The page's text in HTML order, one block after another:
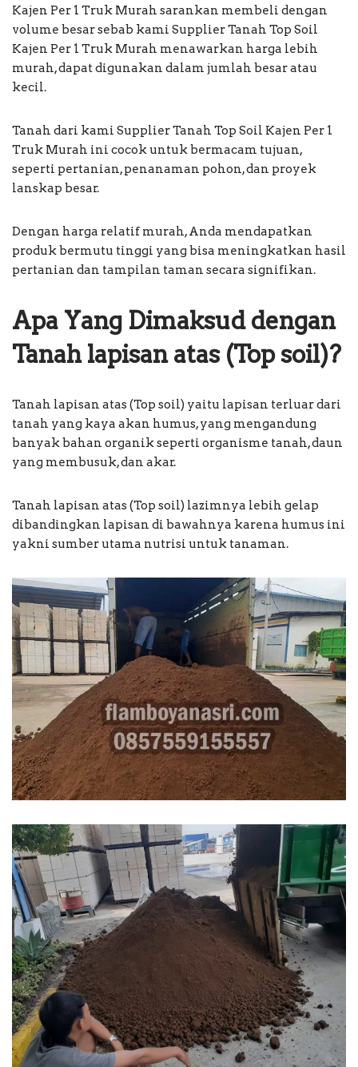
Kajen Per 1 Truk Murah sarankan membeli dengan
volume besar sebab kami Supplier Tanah Top Soil
Kajen Per 1 Truk Murah menawarkan harga lebih
murah, dapat digunakan dalam jumlah besar atau
kecil.
Tanah dari kami Supplier Tanah Top Soil Kajen Per 1
Truk Murah ini cocok untuk bermacam tujuan,
seperti pertanian, penanaman pohon, dan proyek
lanskap besar.
Dengan harga relatif murah, Anda mendapatkan
produk bermutu tinggi yang bisa meningkatkan hasil
pertanian dan tampilan taman secara signifikan.
Apa Yang Dimaksud dengan
Tanah lapisan atas (Top soil)?
Tanah lapisan atas (Top soil) yaitu lapisan terluar dari
tanah yang kaya akan humus, yang mengandung
banyak bahan organik seperti organisme tanah, daun
yang membusuk, dan akar.
Tanah lapisan atas (Top soil) lazimnya lebih gelap
dibandingkan lapisan di bawahnya karena humus ini
yakni sumber utama nutrisi untuk tanaman.